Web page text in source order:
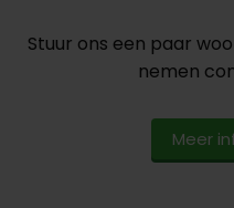
Stuur ons een paar
nemen
Meer